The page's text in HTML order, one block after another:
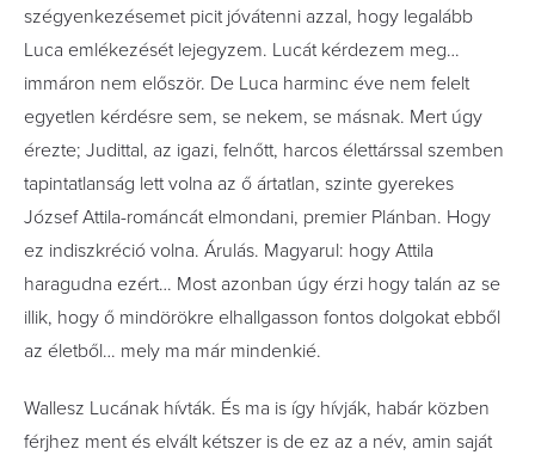
szégyenkezésemet picit jóvátenni azzal, hogy legalább
Luca emlékezését lejegyzem. Lucát kérdezem meg…
immáron nem először. De Luca harminc éve nem felelt
egyetlen kérdésre sem, se nekem, se másnak. Mert úgy
érezte; Judittal, az igazi, felnőtt, harcos élettárssal szemben
tapintatlanság lett volna az ő ártatlan, szinte gyerekes
József Attila-románcát elmondani, premier Plánban. Hogy
ez indiszkréció volna. Árulás. Magyarul: hogy Attila
haragudna ezért… Most azonban úgy érzi hogy talán az se
illik, hogy ő mindörökre elhallgasson fontos dolgokat ebből
az életből… mely ma már mindenkié.
Wallesz Lucának hívták. És ma is így hívják, habár közben
férjhez ment és elvált kétszer is de ez az a név, amin saját